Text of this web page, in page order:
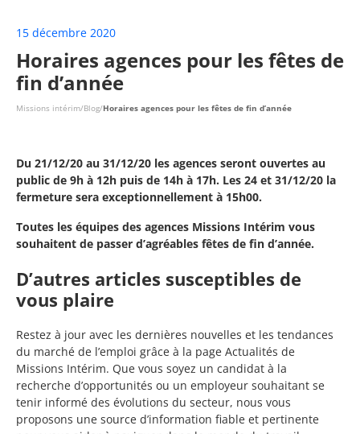
15 décembre 2020
Horaires agences pour les fêtes de
fin d’année
Missions intérim/Blog/Horaires agences pour les fêtes de fin d’année
Du 21/12/20 au 31/12/20 les agences seront ouvertes au
public de 9h à 12h puis de 14h à 17h. Les 24 et 31/12/20 la
fermeture sera exceptionnellement à 15h00.
Toutes les équipes des agences Missions Intérim vous
souhaitent de passer d’agréables fêtes de fin d’année.
D’autres articles susceptibles de
vous plaire
Restez à jour avec les dernières nouvelles et les tendances
du marché de l’emploi grâce à la page Actualités de
Missions Intérim. Que vous soyez un candidat à la
recherche d’opportunités ou un employeur souhaitant se
tenir informé des évolutions du secteur, nous vous
proposons une source d’information fiable et pertinente